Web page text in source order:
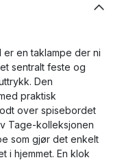
en taklampe der ni
sentralt feste og
Den
praktisk
over spisebordet
Tage-kolleksjonen
som gjør det enkelt
i hjemmet. En klok